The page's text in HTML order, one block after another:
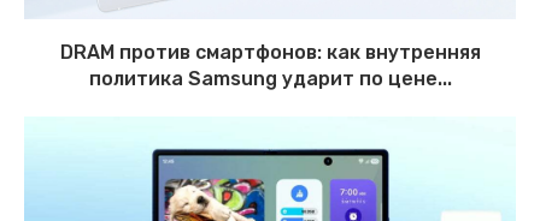
DRAM против смартфонов: как внутренняя
политика Samsung ударит по цене...